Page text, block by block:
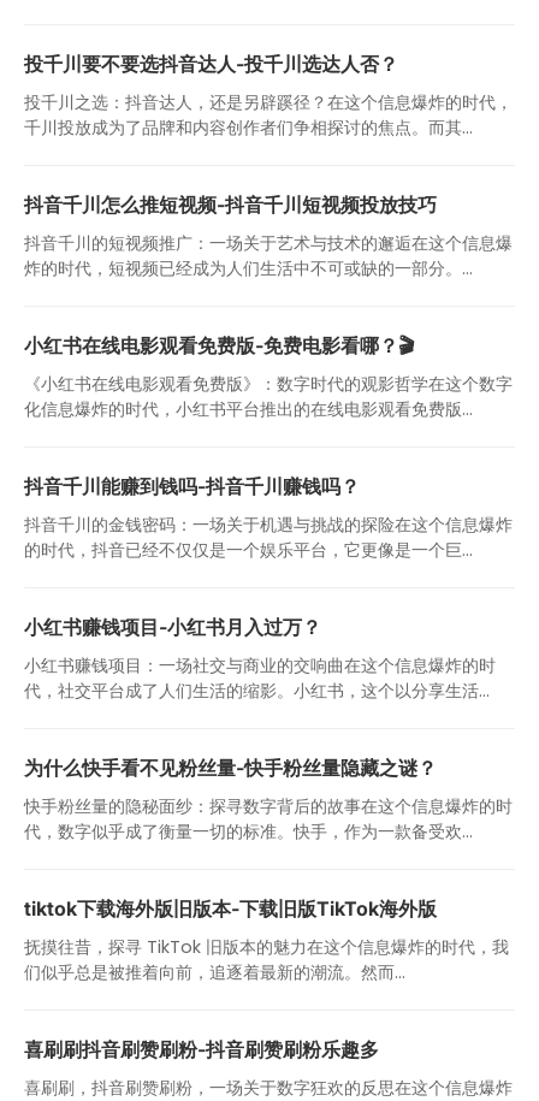
投千川要不要选抖音达人-投千川选达人否？
投千川之选：抖音达人，还是另辟蹊径？在这个信息爆炸的时代，
千川投放成为了品牌和内容创作者们争相探讨的焦点。而其...
抖音千川怎么推短视频-抖音千川短视频投放技巧
抖音千川的短视频推广：一场关于艺术与技术的邂逅在这个信息爆
炸的时代，短视频已经成为人们生活中不可或缺的一部分。...
小红书在线电影观看免费版-免费电影看哪？🎬
《小红书在线电影观看免费版》：数字时代的观影哲学在这个数字
化信息爆炸的时代，小红书平台推出的在线电影观看免费版...
抖音千川能赚到钱吗-抖音千川赚钱吗？
抖音千川的金钱密码：一场关于机遇与挑战的探险在这个信息爆炸
的时代，抖音已经不仅仅是一个娱乐平台，它更像是一个巨...
小红书赚钱项目-小红书月入过万？
小红书赚钱项目：一场社交与商业的交响曲在这个信息爆炸的时
代，社交平台成了人们生活的缩影。小红书，这个以分享生活...
为什么快手看不见粉丝量-快手粉丝量隐藏之谜？
快手粉丝量的隐秘面纱：探寻数字背后的故事在这个信息爆炸的时
代，数字似乎成了衡量一切的标准。快手，作为一款备受欢...
tiktok下载海外版旧版本-下载旧版TikTok海外版
抚摸往昔，探寻 TikTok 旧版本的魅力在这个信息爆炸的时代，我
们似乎总是被推着向前，追逐着最新的潮流。然而...
喜刷刷抖音刷赞刷粉-抖音刷赞刷粉乐趣多
喜刷刷，抖音刷赞刷粉，一场关于数字狂欢的反思在这个信息爆炸